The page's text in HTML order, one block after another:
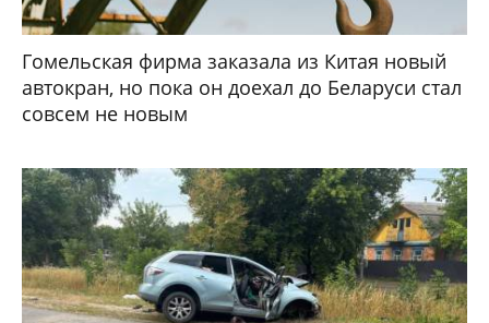
Гомельская фирма заказала из Китая новый
автокран, но пока он доехал до Беларуси стал
совсем не новым